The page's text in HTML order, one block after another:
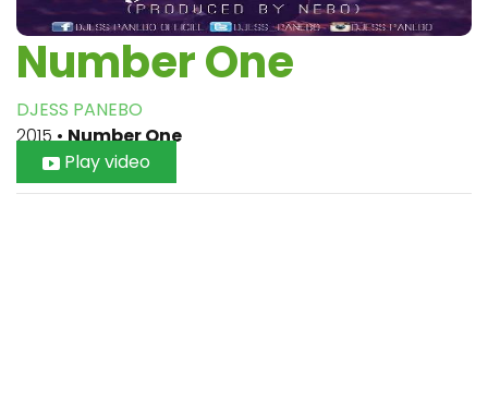
Number One
DJESS PANEBO
2015•Number One
Play video